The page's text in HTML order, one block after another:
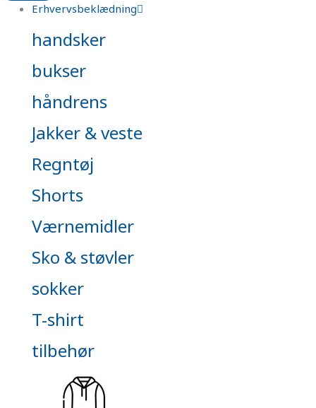
Erhvervsbeklædning
handsker
bukser
håndrens
Jakker & veste
Regntøj
Shorts
Værnemidler
Sko & støvler
sokker
T-shirt
tilbehør